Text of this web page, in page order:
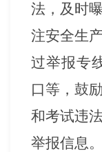
法，及时
注安全生
过举报专
口等，鼓
和考试违
举报信息。